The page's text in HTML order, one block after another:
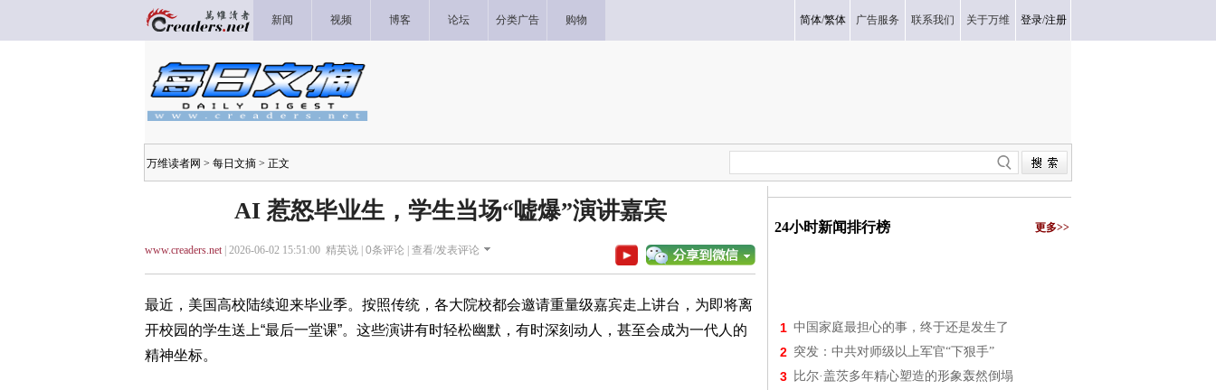
新闻 视频 博客 论坛 分类广告 购物 简体/繁体 广告服务 联系我们 关于万维 登录/注册
万维读者网 > 每日文摘 > 正文
AI 惹怒毕业生，学生当场“嘘爆”演讲嘉宾
www.creaders.net| 2026-06-02 15:51:00 精英说 | 0条评论 | 查看/发表评论
最近，美国高校陆续迎来毕业季。按照传统，各大院校都会邀请重量级嘉宾走上讲台，为即将离
开校园的学生送上“最后一堂课”。这些演讲有时轻松幽默，有时深刻动人，甚至会成为一代人的
精神坐标。
24小时新闻排行榜 更多>>
1 中国家庭最担心的事，终于还是发生了
2 突发：中共对师级以上军官“下狠手”
3 比尔·盖茨多年精心塑造的形象轰然倒塌